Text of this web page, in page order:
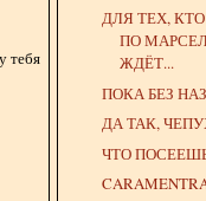
тебя
ДЛЯ ТЕХ,
ПО
ЖДЁТ...
ПОКА БЕЗ
ДА ТАК,
ЧТО